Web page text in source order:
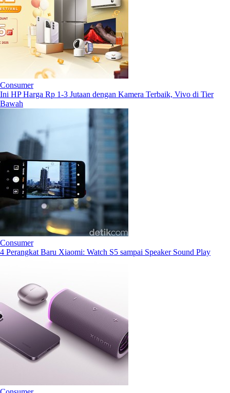
Consumer
Ini HP Harga Rp 1-3 Jutaan dengan Kamera Terbaik, Vivo di Tier
Bawah
Consumer
4 Perangkat Baru Xiaomi: Watch S5 sampai Speaker Sound Play